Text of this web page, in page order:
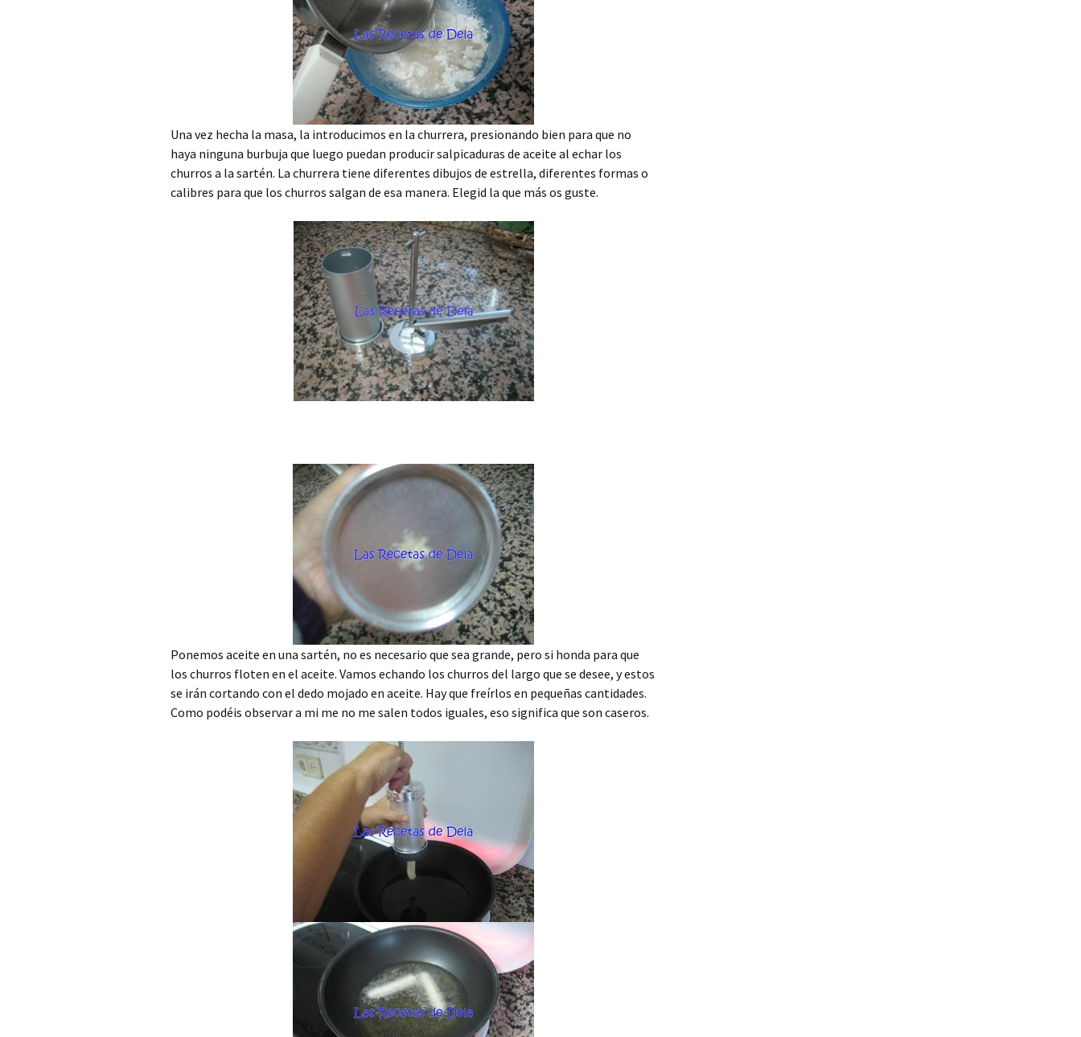
Una vez hecha la masa, la introducimos en la churrera, presionando bien para que no
haya ninguna burbuja que luego puedan producir salpicaduras de aceite al echar los
churros a la sartén. La churrera tiene diferentes dibujos de estrella, diferentes formas o
calibres para que los churros salgan de esa manera. Elegid la que más os guste.
Ponemos aceite en una sartén, no es necesario que sea grande, pero si honda para que
los churros floten en el aceite. Vamos echando los churros del largo que se desee, y estos
se irán cortando con el dedo mojado en aceite. Hay que freírlos en pequeñas cantidades.
Como podéis observar a mi me no me salen todos iguales, eso significa que son caseros.